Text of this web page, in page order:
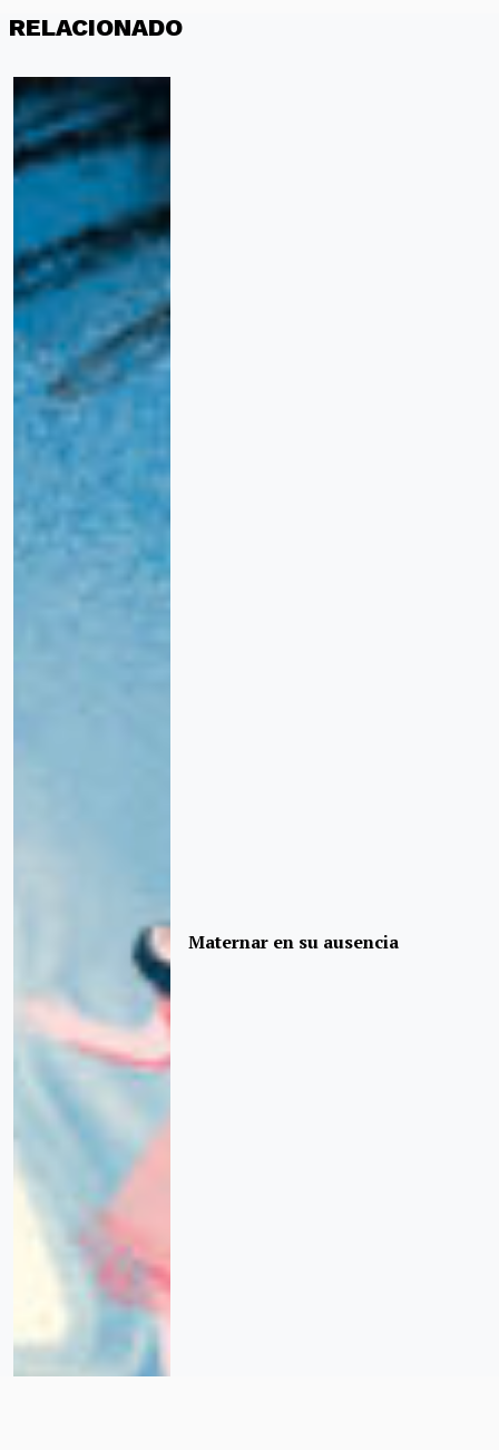
RELACIONADO
Maternar en su ausencia